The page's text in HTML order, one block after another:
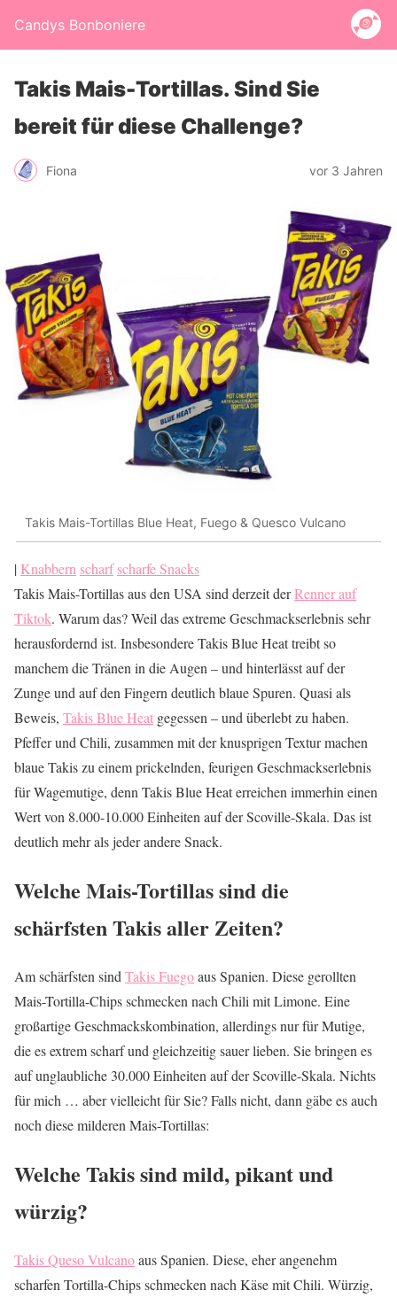
Candys Bonboniere
Takis Mais-Tortillas. Sind Sie
bereit für diese Challenge?
Fiona vor 3 Jahren
Takis Mais-Tortillas Blue Heat, Fuego & Quesco Vulcano
| Knabbern scharf scharfe Snacks
Takis Mais-Tortillas aus den USA sind derzeit derRenner auf
Tiktok. Warum das? Weil das extreme Geschmackserlebnis sehr
herausfordernd ist. Insbesondere Takis Blue Heat treibt so
manchem die Tränen in die Augen – und hinterlässt auf der
Zunge und auf den Fingern deutlich blaue Spuren. Quasi als
Beweis, Takis Blue Heat gegessen – und überlebt zu haben.
Pfeffer und Chili, zusammen mit der knusprigen Textur machen
blaue Takis zu einem prickelnden, feurigen Geschmackserlebnis
für Wagemutige, denn Takis Blue Heat erreichen immerhin einen
Wert von 8.000-10.000 Einheiten auf der Scoville-Skala. Das ist
deutlich mehr als jeder andere Snack.
Welche Mais-Tortillas sind die
schärfsten Takis aller Zeiten?
Am schärfsten sind Takis Fuegoaus Spanien. Diese gerollten
Mais-Tortilla-Chips schmecken nach Chili mit Limone. Eine
großartige Geschmackskombination, allerdings nur für Mutige,
die es extrem scharf und gleichzeitig sauer lieben. Sie bringen es
auf unglaubliche 30.000 Einheiten auf der Scoville-Skala. Nichts
für mich … aber vielleicht für Sie? Falls nicht, dann gäbe es auch
noch diese milderen Mais-Tortillas:
Welche Takis sind mild, pikant und
würzig?
Takis Queso Vulcanoaus Spanien. Diese, eher angenehm
scharfen Tortilla-Chips schmecken nach Käse mit Chili. Würzig,